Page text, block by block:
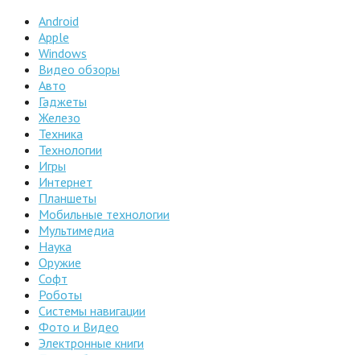
Android
Apple
Windows
Видео обзоры
Авто
Гаджеты
Железо
Техника
Технологии
Игры
Интернет
Планшеты
Мобильные технологии
Мультимедиа
Наука
Оружие
Софт
Роботы
Системы навигации
Фото и Видео
Электронные книги